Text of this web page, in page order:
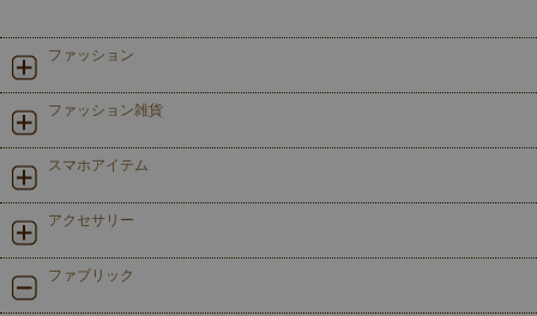
ファッション
ファッション雑貨
スマホアイテム
アクセサリー
ファブリック